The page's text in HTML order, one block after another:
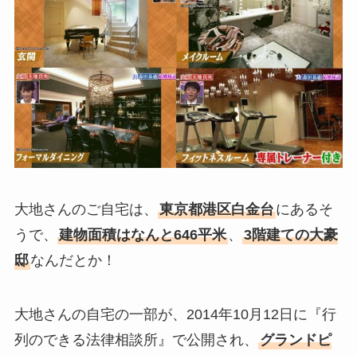
大地さんのご自宅は、 東京都港区白金台にあるそ
うで、 建物面積はなんと646平米、 3階建ての大豪
邸なんだとか！
大地さんの自宅の一部が、2014年10月12日に『行
列のできる法律相談所』で公開され、 グランドピ